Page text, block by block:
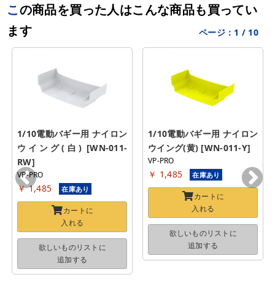
この商品を買った人はこんな商品も買ってい
ます
ページ： 1 / 10
1/10電動バギー用 ナイロン
ウイング(白) [WN-011-
RW]
VP-PRO
￥ 1,485 在庫あり
カートに
入れる
欲しいものリストに
追加する
1/10電動バギー用 ナイロン
ウイング(黄) [WN-011-Y]
VP-PRO
￥ 1,485 在庫あり
カートに
入れる
欲しいものリストに
追加する